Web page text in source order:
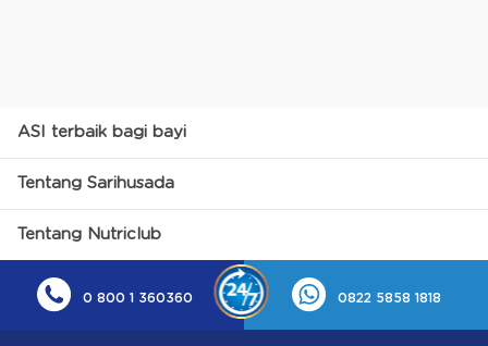
ASI terbaik bagi bayi
Tentang Sarihusada
Tentang Nutriclub
0 800 1 360360 0822 5858 1818